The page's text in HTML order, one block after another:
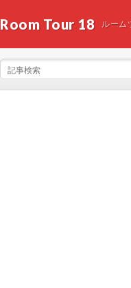
Room Tour 18 ルーム